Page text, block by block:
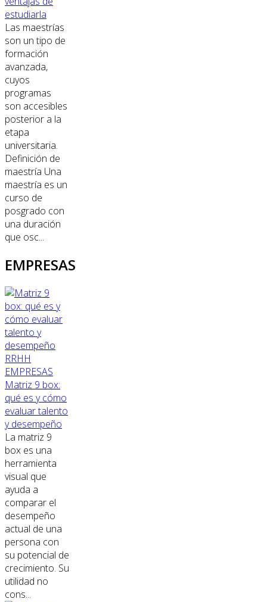
estudiarla
Las maestrías
son un tipo de
formación
avanzada,
cuyos
programas
son accesibles
posterior a la
etapa
universitaria.
Definición de
maestría Una
maestría es un
curso de
posgrado con
una duración
que osc...
EMPRESAS
RRHH
EMPRESAS
Matriz 9 box:
qué es y cómo
evaluar talento
y desempeño
La matriz 9
box es una
herramienta
visual que
ayuda a
comparar el
desempeño
actual de una
persona con
su potencial de
crecimiento. Su
utilidad no
cons...